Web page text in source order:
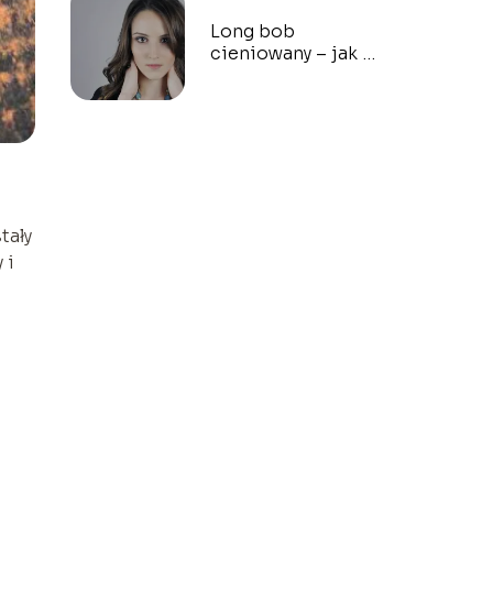
i
Long bob
cieniowany – jak go